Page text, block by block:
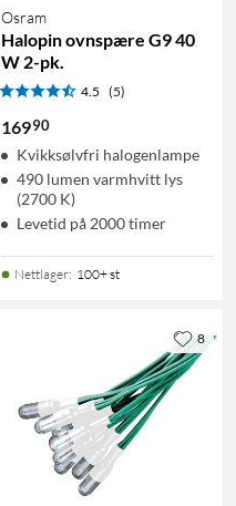
Osram
Halopin ovnspære G9 40
W 2-pk.
4.5 (5)
16990
Kvikksølvfri halogenlampe
490 lumen varmhvitt lys
(2700 K)
Levetid på 2000 timer
Nettlager: 100+ st
8